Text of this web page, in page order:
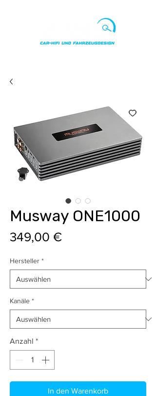
Musway ONE1000
349,00 €Preis
Hersteller *
Kanäle *
Anzahl *
In den Warenkorb